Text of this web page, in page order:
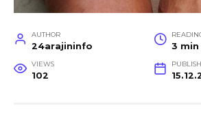
AUTHOR
24arajininfo 3 min
VIEWS
102